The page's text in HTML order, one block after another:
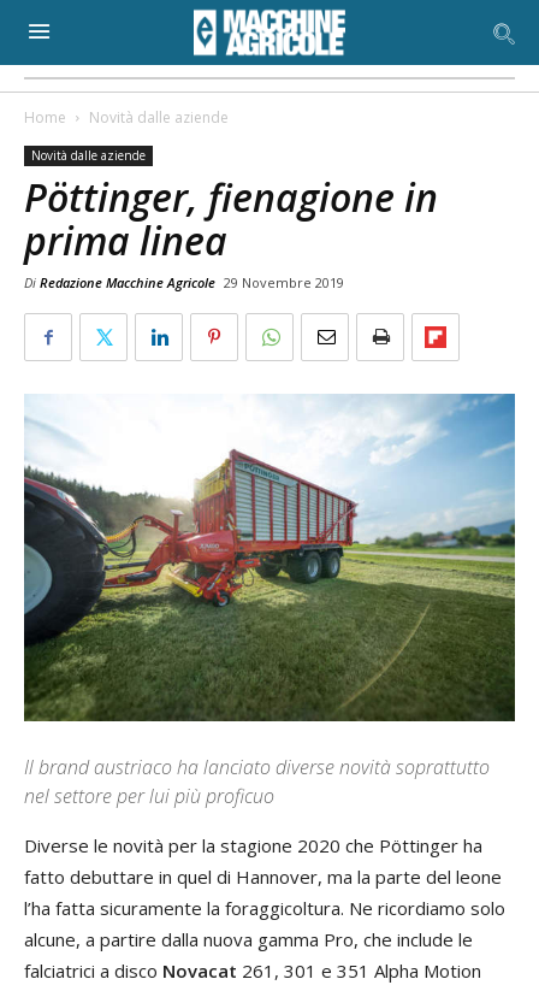
Home Novità dalle aziende
Novità dalle aziende
Pöttinger, fienagione in
prima linea
Di Redazione Macchine Agricole 29 Novembre 2019
Il brand austriaco ha lanciato diverse novità soprattutto
nel settore per lui più proficuo
Diverse le novità per la stagione 2020 che Pöttinger ha
fatto debuttare in quel di Hannover, ma la parte del leone
l’ha fatta sicuramente la foraggicoltura. Ne ricordiamo solo
alcune, a partire dalla nuova gamma Pro, che include le
falciatrici a disco Novacat 261, 301 e 351 Alpha Motion